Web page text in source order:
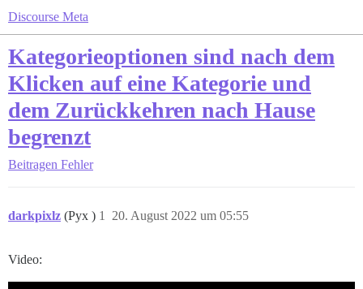
Discourse Meta
Kategorieoptionen sind nach dem
Klicken auf eine Kategorie und
dem Zurückkehren nach Hause
begrenzt
Beitragen Fehler
darkpixlz (Pyx ) 20. August 2022 um 05:55
1
Video: